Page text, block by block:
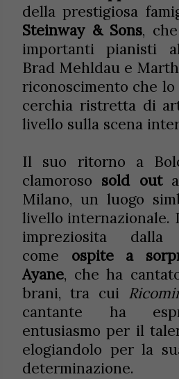
della prestigiosa
Steinway & Sons,
importanti pianisti
Brad Mehldau e
riconoscimento che
cerchia ristretta di
livello sulla scena
Il suo ritorno a
clamoroso sold out
Milano, un luogo
livello internazionale.
impreziosita dalla
come ospite a
Ayane, che ha
brani, tra cui
cantante ha
entusiasmo per il
elogiandolo per la
determinazione.